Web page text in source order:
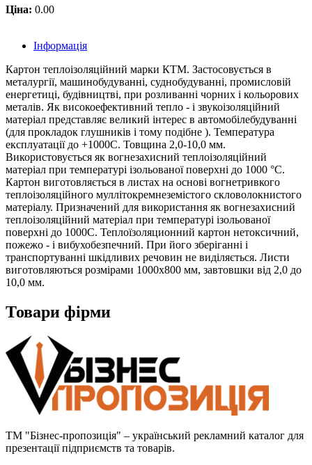
Ціна: 0.00
Інформація
Картон теплоізоляційний марки КТМ. Застосовується в
металургії, машинобудуванні, суднобудуванні, промисловій
енергетиці, будівництві, при розливанні чорних і кольорових
металів. Як високоефективний тепло - і звукоізоляційний
матеріал представляє великий інтерес в автомобілебудуванні
(для прокладок глушників і тому подібне ). Температура
експлуатації до +1000С. Товщина 2,0-10,0 мм.
Використовується як вогнезахисний теплоізоляційний
матеріал при температурі ізольованої поверхні до 1000 °С.
Картон виготовляється в листах на основі вогнетривкого
теплоізоляційного муллітокремнеземістого скловолокнистого
матеріалу. Призначений для використання як вогнезахисний
теплоізоляційний матеріал при температурі ізольованої
поверхні до 1000С. Теплоїзоляционний картон нетоксичний,
пожежо - і вибухобезпечний. При його зберіганні і
транспортуванні шкідливих речовин не виділяється. Листи
виготовляються розмірами 1000х800 мм, завтовшки від 2,0 до
10,0 мм.
Товари фірми
ТМ "Бізнес-пропозиція" – український рекламний каталог для
презентації підприємств та товарів.